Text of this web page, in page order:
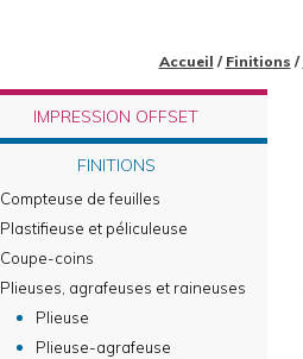
Accueil / Finitions /
IMPRESSION OFFSET
FINITIONS
Compteuse de feuilles
Plastifieuse et péliculeuse
Coupe-coins
Plieuses, agrafeuses et raineuses
Plieuse
Plieuse-agrafeuse